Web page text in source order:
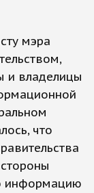
мэра
и владелицы
что
информацию